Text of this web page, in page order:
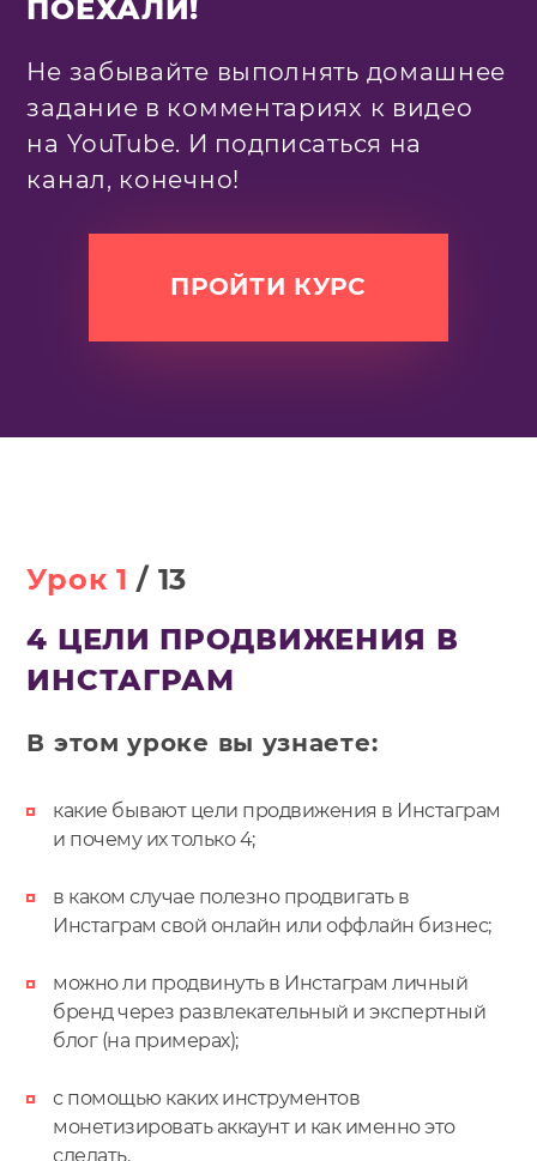
ПОЕХАЛИ!
Не забывайте выполнять домашнее
задание в комментариях к видео
на YouTube. И подписаться на
канал, конечно!
ПРОЙТИ КУРС
Урок 1 / 13
4 ЦЕЛИ ПРОДВИЖЕНИЯ В
ИНСТАГРАМ
В этом уроке вы узнаете:
какие бывают цели продвижения в Инстаграм
и почему их только 4;
в каком случае полезно продвигать в
Инстаграм свой онлайн или оффлайн бизнес;
можно ли продвинуть в Инстаграм личный
бренд через развлекательный и экспертный
блог (на примерах);
с помощью каких инструментов
монетизировать аккаунт и как именно это
сделать.